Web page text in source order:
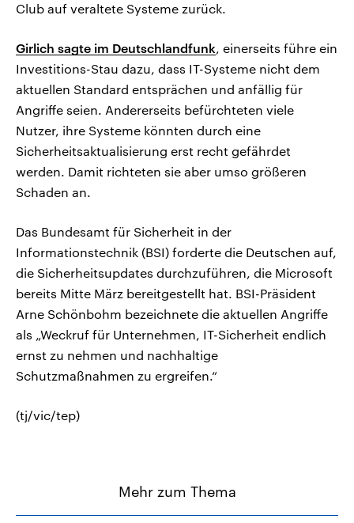
Club auf veraltete Systeme zurück.
Girlich sagte im Deutschlandfunk, einerseits führe ein
Investitions-Stau dazu, dass IT-Systeme nicht dem
aktuellen Standard entsprächen und anfällig für
Angriffe seien. Andererseits befürchteten viele
Nutzer, ihre Systeme könnten durch eine
Sicherheitsaktualisierung erst recht gefährdet
werden. Damit richteten sie aber umso größeren
Schaden an.
Das Bundesamt für Sicherheit in der
Informationstechnik (BSI) forderte die Deutschen auf,
die Sicherheitsupdates durchzuführen, die Microsoft
bereits Mitte März bereitgestellt hat. BSI-Präsident
Arne Schönbohm bezeichnete die aktuellen Angriffe
als „Weckruf für Unternehmen, IT-Sicherheit endlich
ernst zu nehmen und nachhaltige
Schutzmaßnahmen zu ergreifen.“
(tj/vic/tep)
Mehr zum Thema